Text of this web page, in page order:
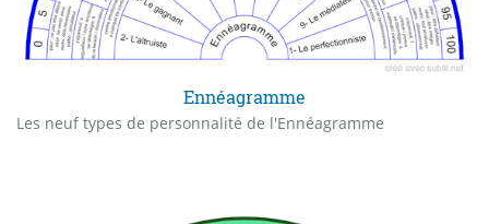
Ennéagramme
Les neuf types de personnalité de l'Ennéagramme